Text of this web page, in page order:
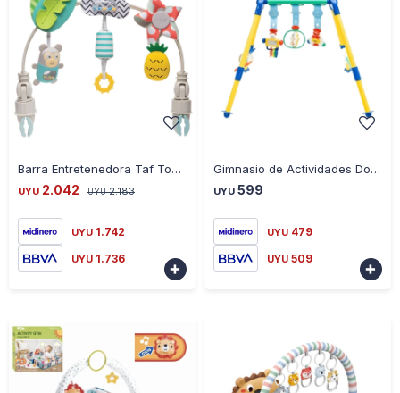
Barra Entretenedora Taf Toys Tropical 12135
UYU 2.042 UYU 2.183
UYU 1.742
UYU 1.736

Gimnasio de Actividades Dombi
UYU 599
UYU 479
UYU 509
